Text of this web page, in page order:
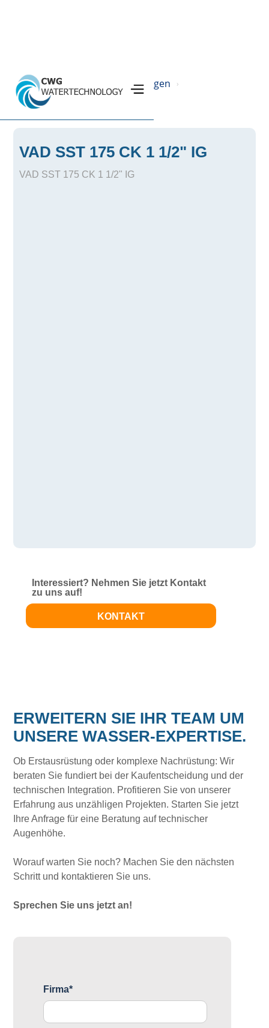
Home › Produkte Filteranlagen ›
SST Ionenaustauscheranlage
VAD SST 175 CK 1 1/2" IG
VAD SST 175 CK 1 1/2" IG
Interessiert? Nehmen Sie jetzt Kontakt
zu uns auf!
KONTAKT
ERWEITERN SIE IHR TEAM UM
UNSERE WASSER-EXPERTISE.
Ob Erstausrüstung oder komplexe Nachrüstung: Wir
beraten Sie fundiert bei der Kaufentscheidung und der
technischen Integration. Profitieren Sie von unserer
Erfahrung aus unzähligen Projekten. Starten Sie jetzt
Ihre Anfrage für eine Beratung auf technischer
Augenhöhe.
Worauf warten Sie noch? Machen Sie den nächsten
Schritt und kontaktieren Sie uns.
Sprechen Sie uns jetzt an!
Firma*